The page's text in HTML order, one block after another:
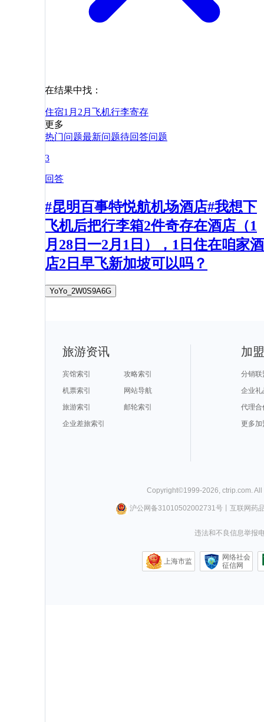
在结果中找：
住宿1月 2月 飞机行李寄存
更多
热门问题最新问题待回答问题
3
回答
#昆明百事特悦航机场酒店#我想下
飞机后把行李箱2件奇存在酒店（1
月28日一2月1日），1日住在咱家酒
店2日早飞新加坡可以吗？
YoYo_2W0S9A6G
旅游资讯
宾馆索引
攻略索引
机票索引
网站导航
旅游索引
邮轮索引
企业差旅索引
加
分销联
企业礼
代理合
更多加
Copyright©1999-2026 ctrip.com .
沪公网备31010502002731号丨 互联网药
违法和不良信息举报
上海市监
网络社会
征信网